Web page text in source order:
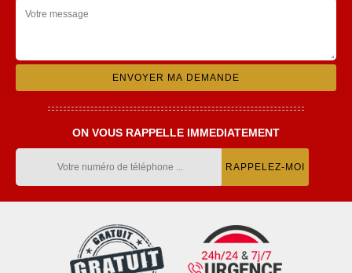
ON VOUS RAPPELLE IMMEDIATEMENT